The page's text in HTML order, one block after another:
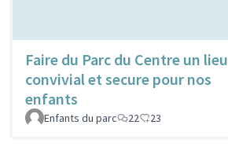
Faire du Parc du Centre un lieu
convivial et secure pour nos
enfants
Enfants du parc 22 23